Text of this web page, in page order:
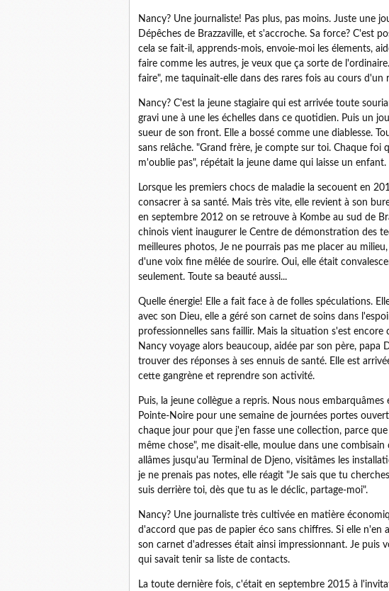
Nancy? Une journaliste! Pas plus, pas moins. Juste une
Dépêches de Brazzaville, et s'accroche. Sa force? C'est
cela se fait-il, apprends-mois, envoie-moi les élements,
faire comme les autres, je veux que ça sorte de
faire", me taquinait-elle dans des rares fois au cours d'un
Nancy? C'est la jeune stagiaire qui est arrivée toute
gravi une à une les échelles dans ce quotidien. Puis un
sueur de son front. Elle a bossé comme une diablesse.
sans relâche. "Grand frère, je compte sur toi. Chaque foi
m'oublie pas", répétait la jeune dame qui laisse un enfant.
Lorsque les premiers chocs de maladie la secouent en
consacrer à sa santé. Mais très vite, elle revient à son
en septembre 2012 on se retrouve à Kombe au sud de
chinois vient inaugurer le Centre de démonstration des
meilleures photos, Je ne pourrais pas me placer au
d'une voix fine mêlée de sourire. Oui, elle était
seulement. Toute sa beauté aussi...
Quelle énergie! Elle a fait face à de folles spéculations.
avec son Dieu, elle a géré son carnet de soins dans
professionnelles sans faillir. Mais la situation s'est
Nancy voyage alors beaucoup, aidée par son père,
trouver des réponses à ses ennuis de santé. Elle est
cette gangrène et reprendre son activité.
Puis, la jeune collègue a repris. Nous nous
Pointe-Noire pour une semaine de journées portes
chaque jour pour que j'en fasse une collection, parce
même chose", me disait-elle, moulue dans une
allâmes jusqu'au Terminal de Djeno, visitâmes les
je ne prenais pas notes, elle réagit "Je sais que tu
suis derrière toi, dès que tu as le déclic, partage-moi".
Nancy? Une journaliste très cultivée en matière
d'accord que pas de papier éco sans chiffres. Si elle n'en
son carnet d'adresses était ainsi impressionnant. Je puis
qui savait tenir sa liste de contacts.
La toute dernière fois, c'était en septembre 2015 à